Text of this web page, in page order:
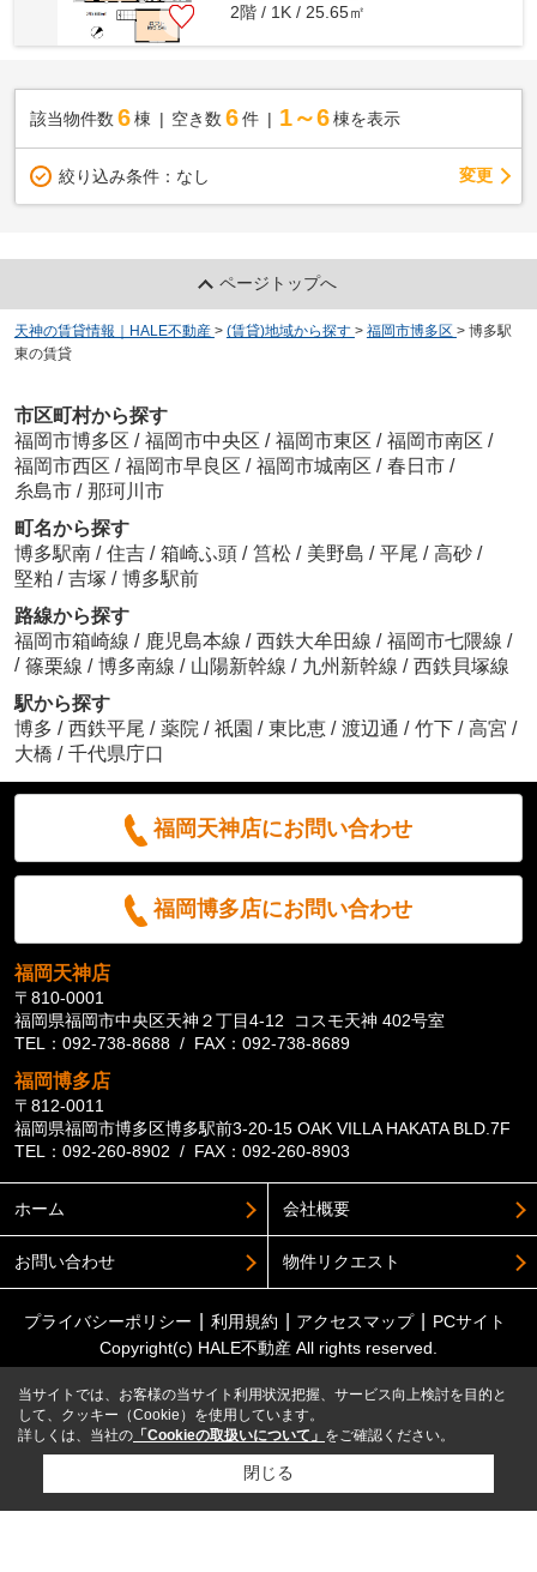
2階 / 1K / 25.65㎡
該当物件数 6棟 空き数 6 件 1～6 棟を表示
絞り込み条件： なし 変更
ページトップへ
天神の賃貸情報｜HALE不動産 > (賃貸)地域から探す > 福岡市博多区 > 博多駅
東の賃貸
市区町村から探す
福岡市博多区 / 福岡市中央区 / 福岡市東区 / 福岡市南区 /
福岡市西区 / 福岡市早良区 / 福岡市城南区 / 春日市 /
糸島市 / 那珂川市
町名から探す
博多駅南 / 住吉 / 箱崎ふ頭 / 筥松 / 美野島 / 平尾 / 高砂 /
堅粕 / 吉塚 / 博多駅前
路線から探す
福岡市箱崎線 / 鹿児島本線 / 西鉄大牟田線 / 福岡市七隈線 /
/ 篠栗線 / 博多南線 / 山陽新幹線 / 九州新幹線 / 西鉄貝塚線
駅から探す
博多 / 西鉄平尾 / 薬院 / 祇園 / 東比恵 / 渡辺通 / 竹下 / 高宮 /
大橋 / 千代県庁口
福岡天神店にお問い合わせ
福岡博多店にお問い合わせ
福岡天神店
〒810-0001
福岡県福岡市中央区天神２丁目4-12 コスモ天神 402号室
TEL：092-738-8688 / FAX：092-738-8689
福岡博多店
〒812-0011
福岡県福岡市博多区博多駅前3-20-15 OAK VILLA HAKATA BLD.7F
TEL：092-260-8902 / FAX：092-260-8903
ホーム 会社概要
お問い合わせ 物件リクエスト
プライバシーポリシー 利用規約 アクセスマップ
PCサイト
Copyright(c) HALE不動産 All rights reserved.
当サイトでは、お客様の当サイト利用状況把握、サービス向上検討を目的と
して、クッキー（Cookie）を使用しています。
詳しくは、当社の 「Cookieの取扱いについて」 をご確認ください。
閉じる